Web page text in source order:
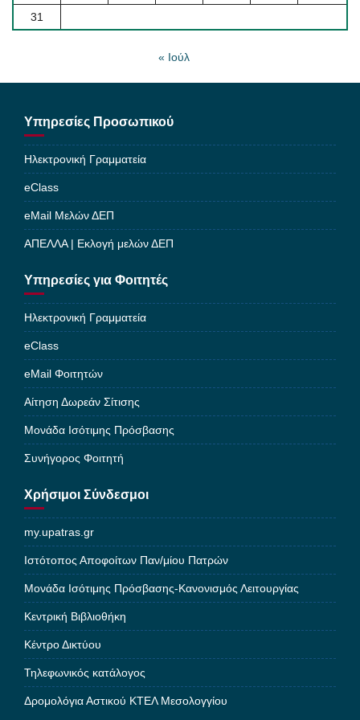
31
« Ιούλ
Υπηρεσίες Προσωπικού
Ηλεκτρονική Γραμματεία
eClass
eMail Μελών ΔΕΠ
ΑΠΕΛΛΑ | Εκλογή μελών ΔΕΠ
Υπηρεσίες για Φοιτητές
Ηλεκτρονική Γραμματεία
eClass
eMail Φοιτητών
Αίτηση Δωρεάν Σίτισης
Μονάδα Ισότιμης Πρόσβασης
Συνήγορος Φοιτητή
Χρήσιμοι Σύνδεσμοι
my.upatras.gr
Ιστότοπος Αποφοίτων Παν/μίου Πατρών
Μονάδα Ισότιμης Πρόσβασης-Κανονισμός Λειτουργίας
Κεντρική Βιβλιοθήκη
Κέντρο Δικτύου
Τηλεφωνικός κατάλογος
Δρομολόγια Αστικού ΚΤΕΛ Μεσολογγίου